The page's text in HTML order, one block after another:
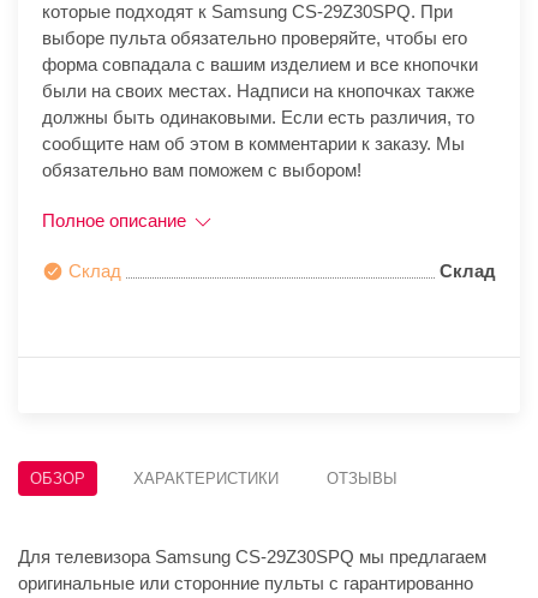
которые подходят к Samsung CS-29Z30SPQ. При
выборе пульта обязательно проверяйте, чтобы его
форма совпадала с вашим изделием и все кнопочки
были на своих местах. Надписи на кнопочках также
должны быть одинаковыми. Если есть различия, то
сообщите нам об этом в комментарии к заказу. Мы
обязательно вам поможем с выбором!
Полное описание
Склад Склад
ОБЗОР ХАРАКТЕРИСТИКИ ОТЗЫВЫ
Для телевизора Samsung CS-29Z30SPQ мы предлагаем
оригинальные или сторонние пульты с гарантированно